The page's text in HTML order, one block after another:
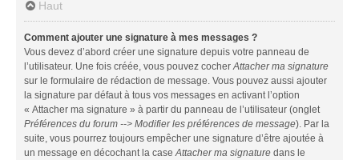
Haut
Comment ajouter une signature à mes messages ?
Vous devez d’abord créer une signature depuis votre panneau de
l’utilisateur. Une fois créée, vous pouvez cocherAttacher ma signature
sur le formulaire de rédaction de message. Vous pouvez aussi ajouter
la signature par défaut à tous vos messages en activant l’option
« Attacher ma signature » à partir du panneau de l’utilisateur (onglet
Préférences du forum --> Modifier les préférences de message). Par la
suite, vous pourrez toujours empêcher une signature d’être ajoutée à
un message en décochant la caseAttacher ma signature dans le